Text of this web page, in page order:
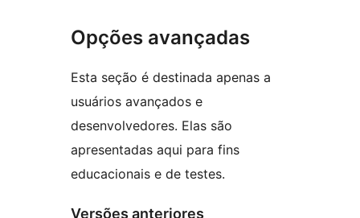
Opções avançadas
Esta seção é destinada apenas a
usuários avançados e
desenvolvedores. Elas são
apresentadas aqui para fins
educacionais e de testes.
Versões anteriores